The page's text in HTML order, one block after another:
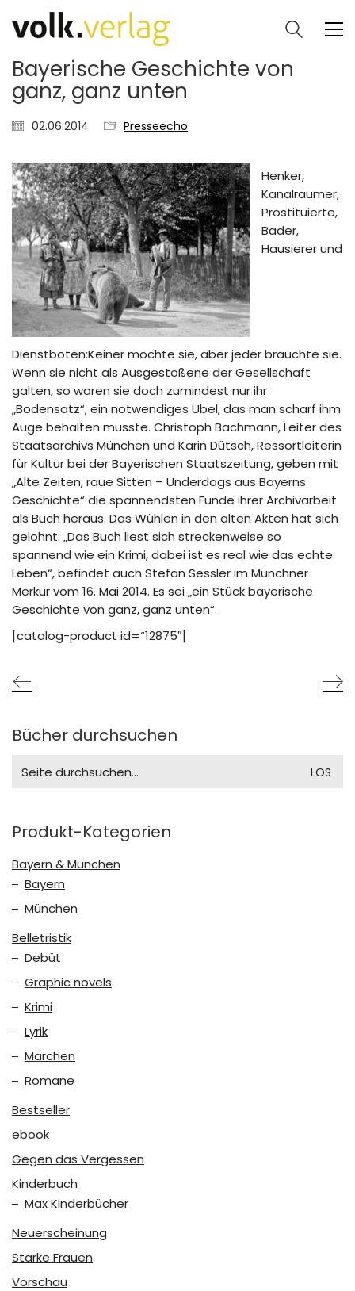
Bayerische Geschichte von
ganz, ganz unten
02.06.2014 Presseecho
Henker,
Kanalräumer,
Prostituierte,
Bader,
Hausierer und
Dienstboten:Keiner mochte sie, aber jeder brauchte sie.
Wenn sie nicht als Ausgestoßene der Gesellschaft
galten, so waren sie doch zumindest nur ihr
„Bodensatz“, ein notwendiges Übel, das man scharf ihm
Auge behalten musste. Christoph Bachmann, Leiter des
Staatsarchivs München und Karin Dütsch, Ressortleiterin
für Kultur bei der Bayerischen Staatszeitung, geben mit
„Alte Zeiten, raue Sitten – Underdogs aus Bayerns
Geschichte“ die spannendsten Funde ihrer Archivarbeit
als Buch heraus. Das Wühlen in den alten Akten hat sich
gelohnt: „Das Buch liest sich streckenweise so
spannend wie ein Krimi, dabei ist es real wie das echte
Leben“, befindet auch Stefan Sessler im Münchner
Merkur vom 16. Mai 2014. Es sei „ein Stück bayerische
Geschichte von ganz, ganz unten“.
[catalog-product id=“12875″]
Bücher durchsuchen
for:
Produkt-Kategorien
Bayern & München
Bayern
München
Belletristik
Debüt
Graphic novels
Krimi
Lyrik
Märchen
Romane
Bestseller
ebook
Gegen das Vergessen
Kinderbuch
Max Kinderbücher
Neuerscheinung
Starke Frauen
Vorschau